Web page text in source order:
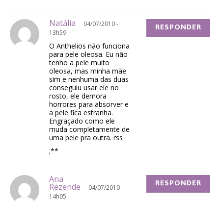
Natália
04/07/2010 -
13h59
O Anthelios não funciona
para pele oleosa. Eu não
tenho a pele muito
oleosa, mas minha mãe
sim e nenhuma das duas
conseguiu usar ele no
rosto, ele demora
horrores para absorver e
a pele fica estranha.
Engraçado como ele
muda completamente de
uma pele pra outra. rss
;**
RESPONDER
Ana
Rezende
04/07/2010 -
14h05
RESPONDER